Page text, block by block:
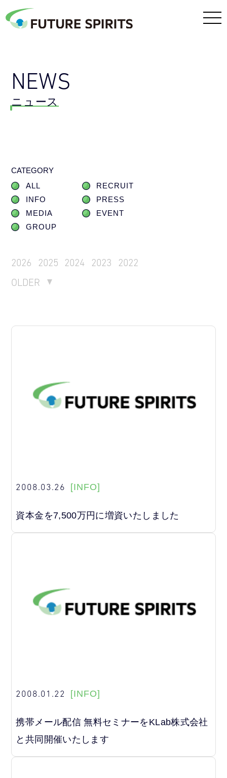
NEWS
ニュース
CATEGORY
ALL
RECRUIT
INFO
PRESS
MEDIA
EVENT
GROUP
2026 2025 2024 2023
2022
OLDER
2008.03.26 [INFO]
資本金を7,500万円に増資いたしました
2008.01.22 [INFO]
携帯メール配信 無料セミナーをKLab株式会社
と共同開催いたします